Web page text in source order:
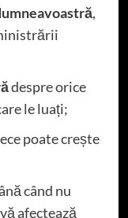
,
despre orice
le luați;
poate crește
când nu
afectează